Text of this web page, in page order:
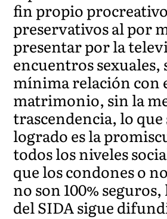
fin propio
preservativos al por
presentar por la
encuentros sexuales,
mínima relación con
matrimonio, sin la
trascendencia, lo que
logrado es la
todos los niveles
que los condones o
no son 100%
del SIDA sigue